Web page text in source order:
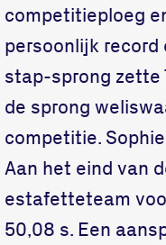
competitieploeg
persoonlijk record
stap-sprong zette
de sprong
competitie.
Aan het eind van
estafetteteam
50,08 s. Een